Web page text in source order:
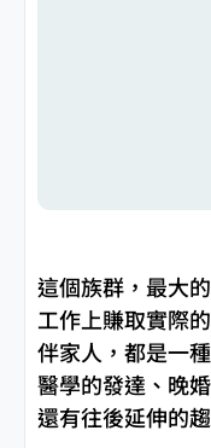
這個族群，最大
工作上賺取實際
伴家人，都是一
醫學的發達、晚
還有往後延伸的